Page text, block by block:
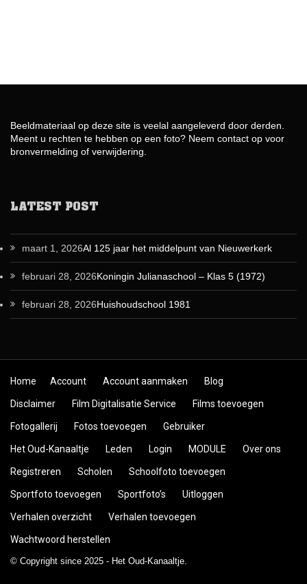
Beeldmateriaal op deze site is veelal aangeleverd door derden.
Meent u rechten te hebben op een foto? Neem contact op voor
bronvermelding of verwijdering.
LATEST POST
Al 125 jaar het middelpunt van Nieuwerkerk
maart 1, 2026
Koningin Julianaschool – Klas 5 (1972)
februari 28, 2026
Huishoudschool 1981
februari 28, 2026
Skip to content
Home Account Account aanmaken Blog
Disclaimer Film Digitalisatie Service Films toevoegen
Fotogallerij Fotos toevoegen Gebruiker
Het Oud-Kanaaltje Leden Login MODULE Over ons
Registreren Scholen Schoolfoto toevoegen
Sportfoto toevoegen Sportfoto’s Uitloggen
Verhalen overzicht Verhalen toevoegen
Wachtwoord herstellen
© Copyright since 2025 - Het Oud-Kanaaltje.